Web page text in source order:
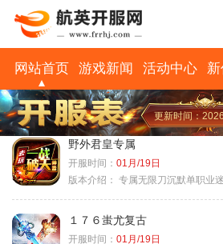
网站首页 游戏新闻 活动中心
更新时间：
野外君皇专属
开服时间： 01月/19日
版本介绍： 专属无限刀沉默单职业
１７６蚩尤复古
开服时间： 01月/19日